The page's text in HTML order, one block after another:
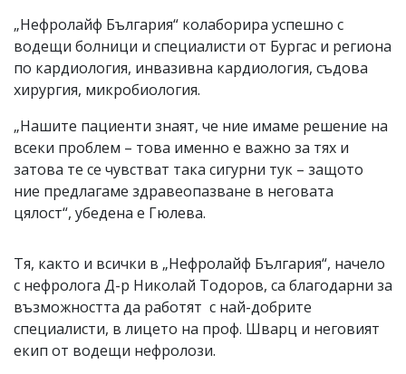
„Нефролайф България“ колаборира успешно с
водещи болници и специалисти от Бургас и региона
по кардиология, инвазивна кардиология, съдова
хирургия, микробиология.
„Нашите пациенти знаят, че ние имаме решение на
всеки проблем – това именно е важно за тях и
затова те се чувстват така сигурни тук – защото
ние предлагаме здравеопазване в неговата
цялост“, убедена е Гюлева.
Тя, както и всички в „Нефролайф България“, начело
с нефролога Д-р Николай Тодоров, са благодарни за
възможността да работят с най-добрите
специалисти, в лицето на проф. Шварц и неговият
екип от водещи нефролози.